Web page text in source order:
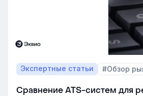
Экспертные статьи #Обзор
Сравнение ATS-систем для